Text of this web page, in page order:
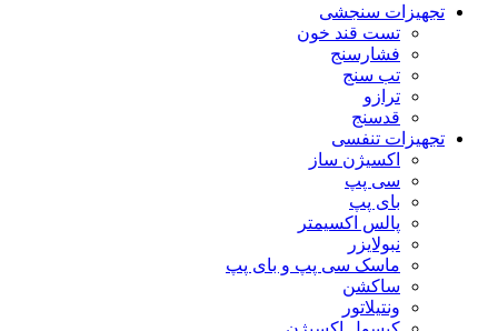
تجهیزات سنجشی
تست قند خون
فشارسنج
تب سنج
ترازو
قدسنج
تجهیزات تنفسی
اکسیژن ساز
سی پپ
بای پپ
پالس اکسیمتر
نبولایزر
ماسک سی پپ و بای پپ
ساکشن
ونتیلاتور